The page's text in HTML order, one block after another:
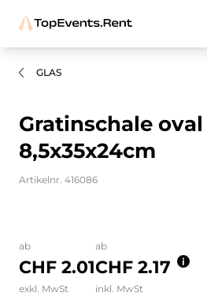
GLAS
Gratinschale oval
8,5x35x24cm
Artikelnr. 416086
ab
CHF 2.01
exkl. MwSt
ab
CHF 2.17
inkl. MwSt